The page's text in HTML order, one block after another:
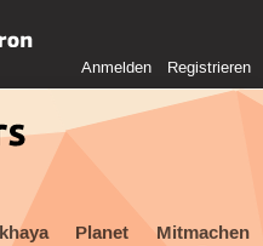
Anmelden Registrieren
Planet Mitmachen